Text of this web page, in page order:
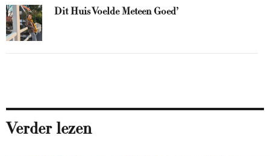
Dit Huis Voelde Meteen Goed’
Verder lezen